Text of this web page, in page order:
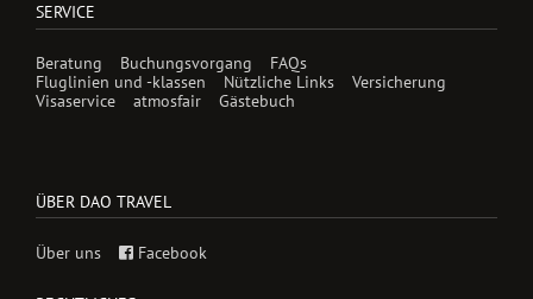
SERVICE
Beratung Buchungsvorgang
FAQs
Fluglinien und -klassen
Nützliche Links
Versicherung
Visaservice
atmosfair Gästebuch
ÜBER DAO TRAVEL
Über uns Facebook